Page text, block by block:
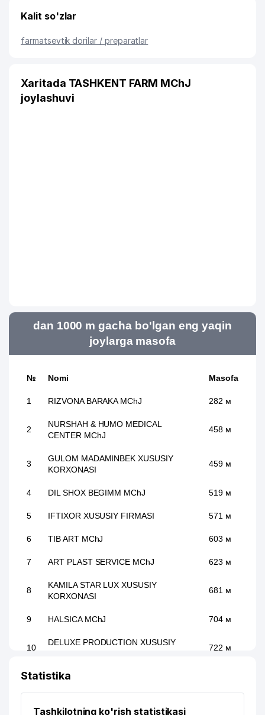
Kalit so'zlar
farmatsevtik dorilar / preparatlar
Xaritada TASHKENT FARM MChJ
joylashuvi
dan 1000 m gacha bo'lgan eng yaqin
joylarga masofa
№ Nomi Masofa
1 RIZVONA BARAKA MChJ 282 м
2
NURSHAH & HUMO MEDICAL
CENTER MChJ
458 м
3
GULOM MADAMINBEK XUSUSIY
KORXONASI
459 м
4 DIL SHOX BEGIMM MChJ 519 м
5 IFTIXOR XUSUSIY FIRMASI 571 м
6 TIB ART MChJ 603 м
7 ART PLAST SERVICE MChJ 623 м
8
KAMILA STAR LUX XUSUSIY
KORXONASI
681 м
9 HALSICA MChJ 704 м
10
DELUXE PRODUCTION XUSUSIY
722 м
11 FORTUNA MAX XUSUSIY KORXONASI
Statistika
Tashkilotning ko'rish statistikasi